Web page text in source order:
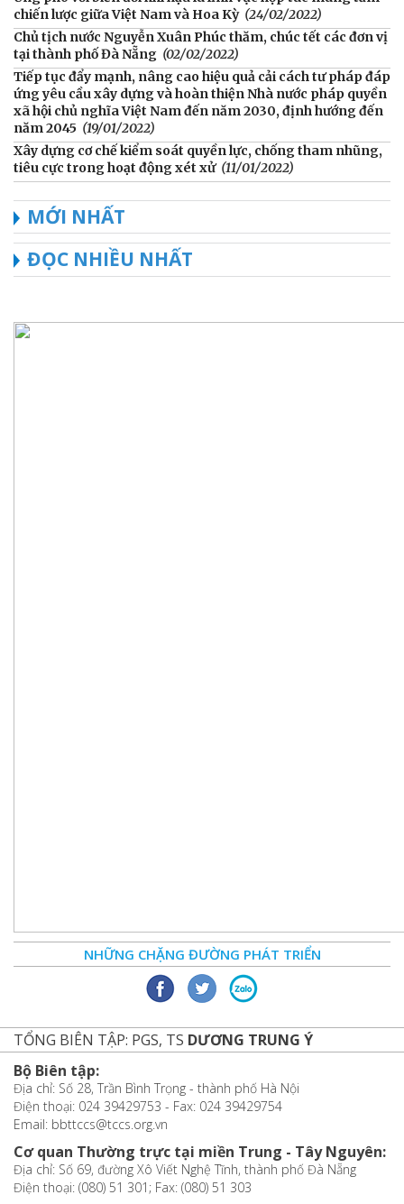
chiến lược giữa Việt Nam và Hoa Kỳ (24/02/2022)
Chủ tịch nước Nguyễn Xuân Phúc thăm, chúc tết các đơn vị
tại thành phố Đà Nẵng (02/02/2022)
Tiếp tục đẩy mạnh, nâng cao hiệu quả cải cách tư pháp đáp
ứng yêu cầu xây dựng và hoàn thiện Nhà nước pháp quyền
xã hội chủ nghĩa Việt Nam đến năm 2030, định hướng đến
năm 2045 (19/01/2022)
Xây dựng cơ chế kiểm soát quyền lực, chống tham nhũng,
tiêu cực trong hoạt động xét xử (11/01/2022)
MỚI NHẤT
ĐỌC NHIỀU NHẤT
NHỮNG CHẶNG ĐƯỜNG PHÁT TRIỂN
TỔNG BIÊN TẬP: PGS, TS DƯƠNG TRUNG Ý
Bộ Biên tập:
Địa chỉ: Số 28, Trần Bình Trọng - thành phố Hà Nội
Điện thoại: 024 39429753 - Fax: 024 39429754
Email: bbttccs@tccs.org.vn
Cơ quan Thường trực tại miền Trung - Tây Nguyên:
Địa chỉ: Số 69, đường Xô Viết Nghệ Tĩnh, thành phố Đà Nẵng
Điện thoại: (080) 51 301; Fax: (080) 51 303